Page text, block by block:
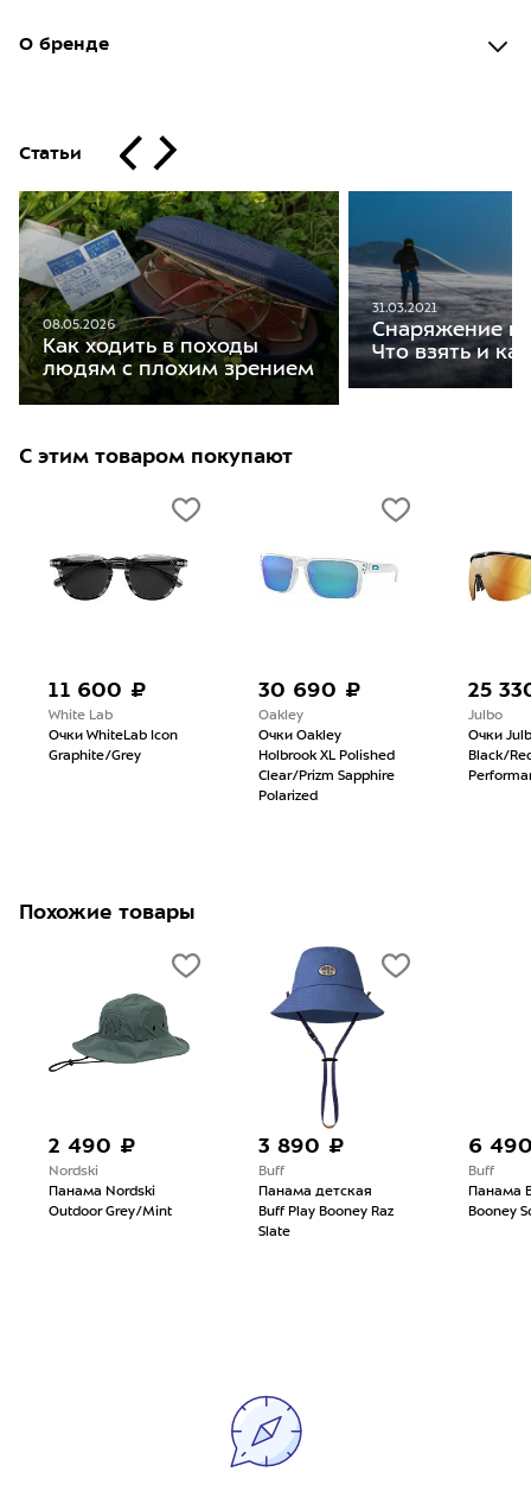
О бренде
Статьи
08.05.2026
Как ходить в походы
людям с плохим зрением
31.03.2021
Снаряжение
Что взять и
С этим товаром покупают
11 600 ₽
White Lab
Очки WhiteLab Icon
Graphite/Grey
30 690 ₽
Oakley
Очки Oakley
Holbrook XL Polished
Clear/Prizm Sapphire
Polarized
25
Julbo
Очки
Black/
Похожие товары
2 490 ₽
Nordski
Панама Nordski
Outdoor Grey/Mint
3 890 ₽
Buff
Панама детская
Buff Play Booney Raz
Slate
6
Buff
Панама
Booney